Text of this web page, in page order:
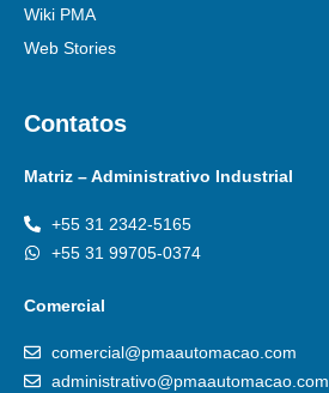
Wiki PMA
Web Stories
Contatos
Matriz – Administrativo Industrial
+55 31 2342-5165
+55 31 99705-0374
Comercial
comercial@pmaautomacao.com
administrativo@pmaautomacao.com